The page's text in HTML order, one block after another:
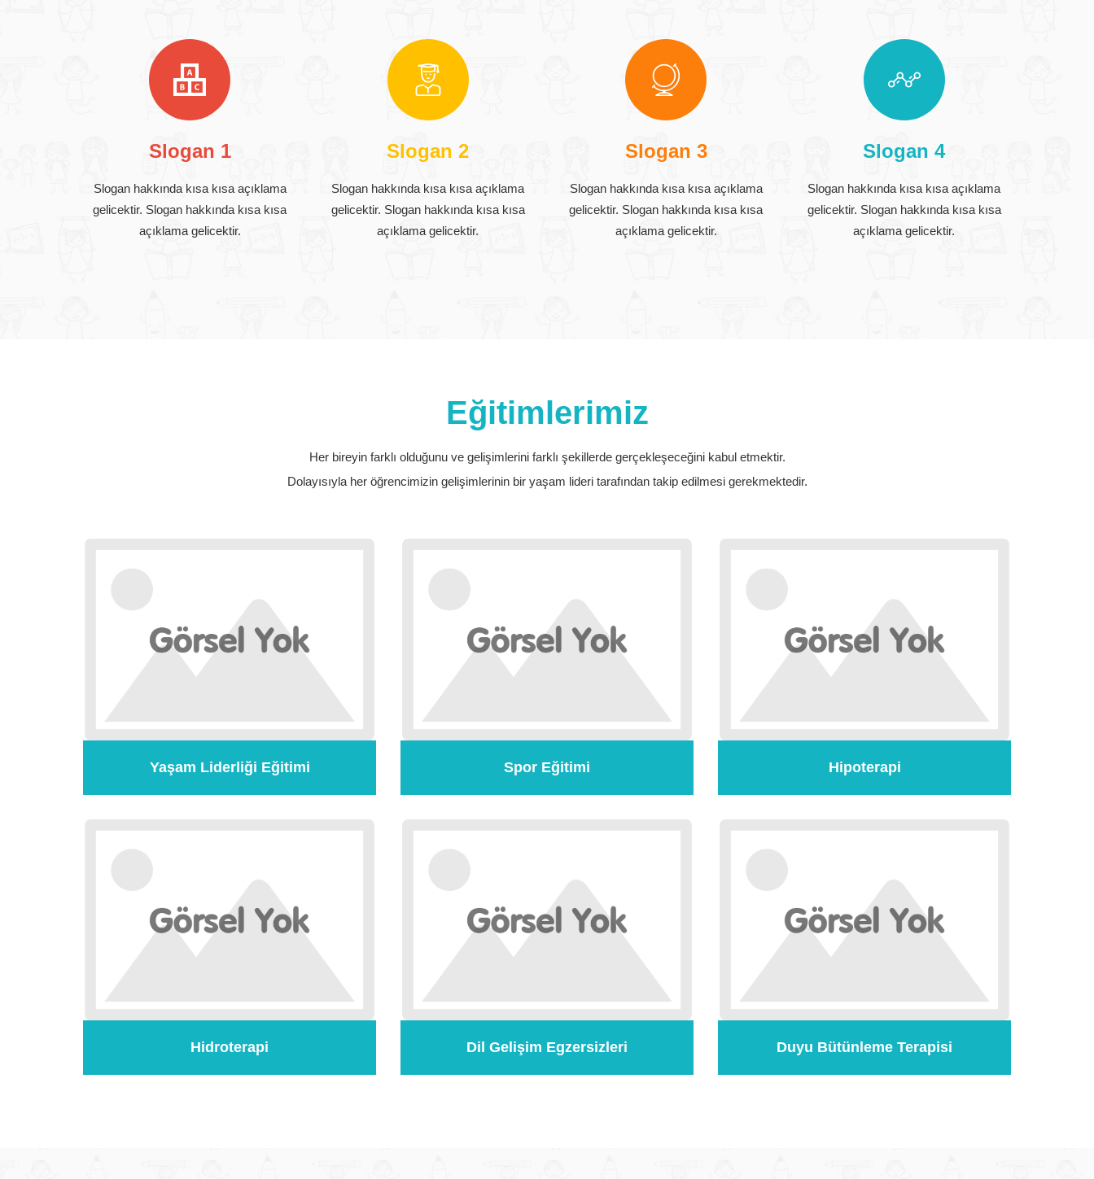
Slogan 1
Slogan hakkında kısa kısa açıklama
gelicektir. Slogan hakkında kısa kısa
açıklama gelicektir.
Slogan 2
Slogan hakkında kısa kısa açıklama
gelicektir. Slogan hakkında kısa kısa
açıklama gelicektir.
Slogan 3
Slogan hakkında kısa kısa açıklama
gelicektir. Slogan hakkında kısa kısa
açıklama gelicektir.
Slogan 4
Slogan hakkında kısa kısa açıklama
gelicektir. Slogan hakkında kısa kısa
açıklama gelicektir.
Eğitimlerimiz
Her bireyin farklı olduğunu ve gelişimlerini farklı şekillerde gerçekleşeceğini kabul etmektir.
Dolayısıyla her öğrencimizin gelişimlerinin bir yaşam lideri tarafından takip edilmesi gerekmektedir.
Yaşam Liderliği Eğitimi Spor Eğitimi Hipoterapi
Hidroterapi Dil Gelişim Egzersizleri Duyu Bütünleme Terapisi